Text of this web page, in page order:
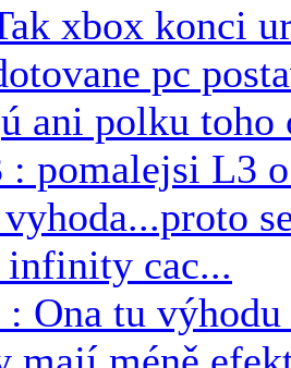
xbox konci
pc
ani polku toho
: pomalejsi L3
infinity cac...
Ona tu